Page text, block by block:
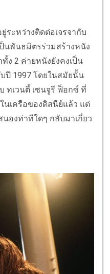
ระหว่างติดต่อเจรจากับ
นพันธมิตรร่วมสร้างหนัง
ง 2 ค่ายหนังยังคงเป็น
ปี 1997 โดยในสมัยนั้น
ทเวนตี้ เซนจูรี ฟ็อกซ์ ที่
นเครือของดิสนีย์แล้ว แต่
องท่าทีใดๆ กลับมาเกี่ยว